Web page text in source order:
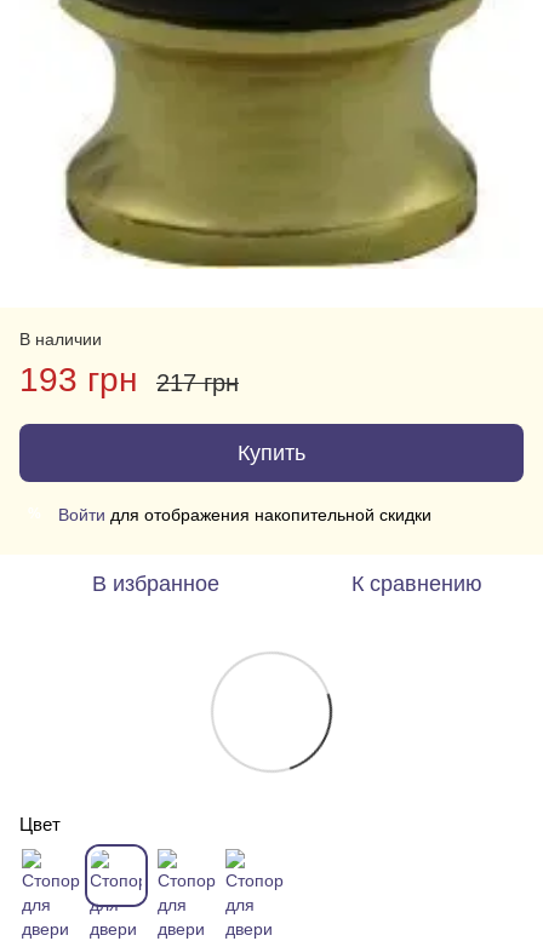
В наличии
193 грн 217 грн
Купить
Войти для отображения накопительной скидки
В избранное К сравнению
Цвет